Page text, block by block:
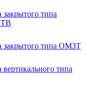
типа
закрытого типа ОМЗТ
типа